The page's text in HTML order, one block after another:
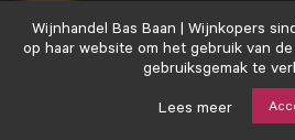
+
Wijnhandel
Bas
Baan
Wijnhandel Bas Baan | Wijnkopers
op haar website om het gebruik van
gebruiksgemak te
Lees meer